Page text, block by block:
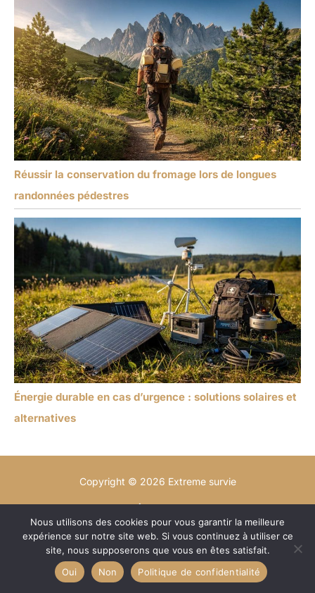
Réussir la conservation du fromage lors de longues
randonnées pédestres
Énergie durable en cas d’urgence : solutions solaires et
alternatives
Copyright © 2026 Extreme survie
A propos
Contact
Plan du site
Mentions légales
Politique de confidentialité
Nous utilisons des cookies pour vous garantir la meilleure
expérience sur notre site web. Si vous continuez à utiliser ce
site, nous supposerons que vous en êtes satisfait.
Oui
Non Politique de confidentialité